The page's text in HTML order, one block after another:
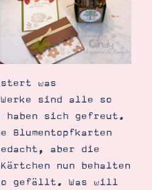
was
sind alle so
haben sich gefreut.
Blumentopfkarten
aber die
nun behalten
gefällt. Was will